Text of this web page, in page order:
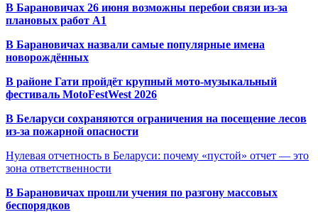
В Барановичах 26 июня возможны перебои связи из-за
плановых работ A1
В Барановичах назвали самые популярные имена
новорождённых
В районе Гати пройдёт крупный мото-музыкальный
фестиваль MotoFestWest 2026
В Беларуси сохраняются ограничения на посещение лесов
из-за пожарной опасности
Нулевая отчетность в Беларуси: почему «пустой» отчет — это
зона ответственности
В Барановичах прошли учения по разгону массовых
беспорядков